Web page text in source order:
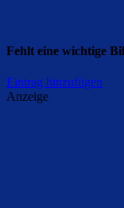
Fehlt eine wichtige
Eintrag hinzufügen
Anzeige